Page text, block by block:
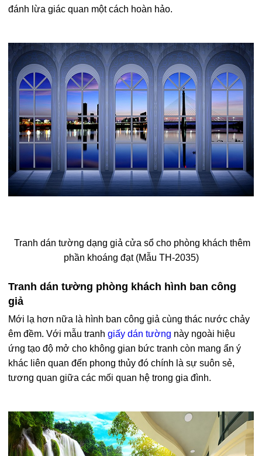
đánh lừa giác quan một cách hoàn hảo.
Tranh dán tường dạng giả cửa sổ cho phòng khách thêm
phần khoáng đạt (Mẫu TH-2035)
Tranh dán tường phòng khách hình ban công
giả
Mới lạ hơn nữa là hình ban công giả cùng thác nước chảy
êm đềm. Với mẫu tranhgiấy dán tường này ngoài hiệu
ứng tạo độ mở cho không gian bức tranh còn mang ẩn ý
khác liên quan đến phong thủy đó chính là sự suôn sẻ,
tương quan giữa các mối quan hệ trong gia đình.